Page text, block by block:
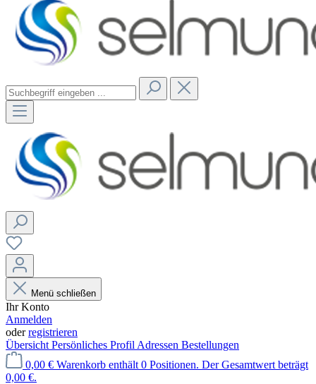
Menü schließen
Ihr Konto
Anmelden
oderregistrieren
Übersicht Persönliches Profil Adressen Bestellungen
0,00 € Warenkorb enthält 0 Positionen. Der Gesamtwert beträgt
0,00 €.